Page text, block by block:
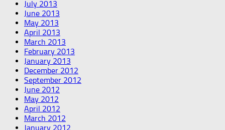
July 2013
June 2013
May 2013
April 2013
March 2013
February 2013
January 2013
December 2012
September 2012
June 2012
May 2012
April 2012
March 2012
January 2012